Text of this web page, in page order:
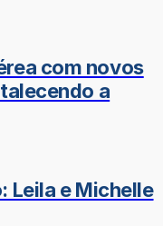
com novos
a
Leila e Michelle